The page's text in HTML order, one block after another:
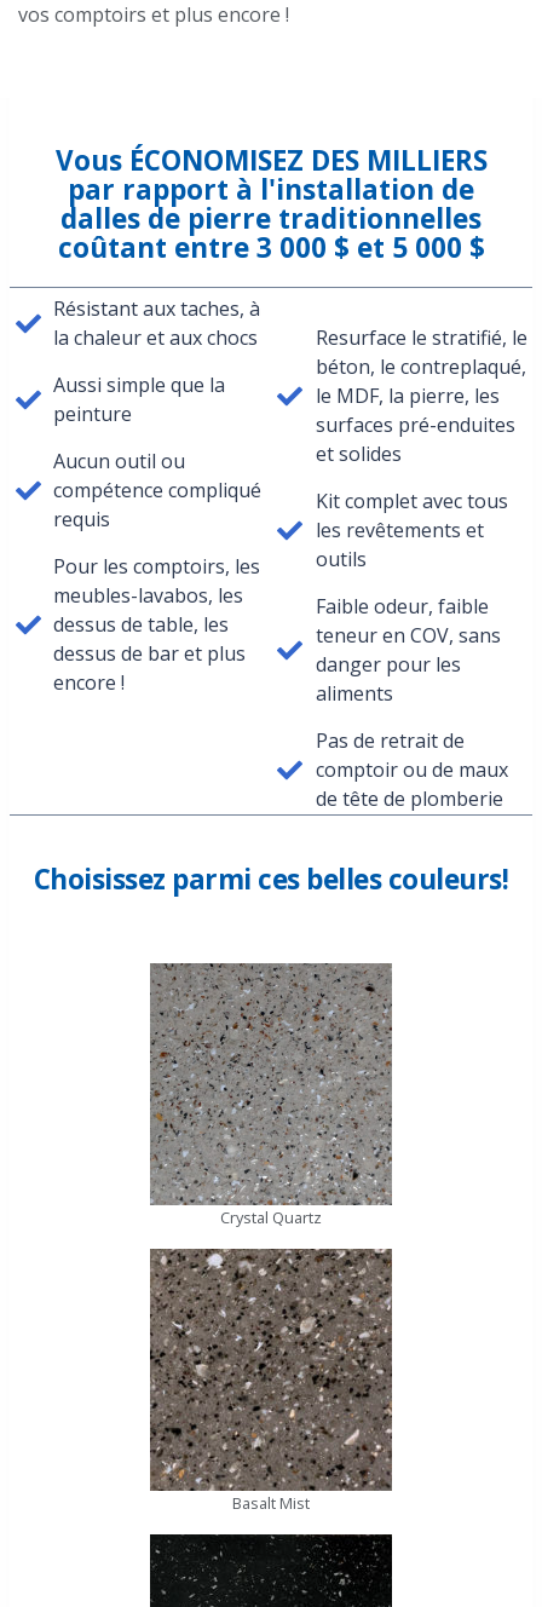
vos comptoirs et plus encore !
Vous ÉCONOMISEZ DES MILLIERS
par rapport à l'installation de
dalles de pierre traditionnelles
coûtant entre 3 000 $ et 5 000 $
Résistant aux taches, à
la chaleur et aux chocs
Aussi simple que la
peinture
Aucun outil ou
compétence compliqué
requis
Pour les comptoirs, les
meubles-lavabos, les
dessus de table, les
dessus de bar et plus
encore !
Resurface le stratifié, le
béton, le contreplaqué,
le MDF, la pierre, les
surfaces pré-enduites
et solides
Kit complet avec tous
les revêtements et
outils
Faible odeur, faible
teneur en COV, sans
danger pour les
aliments
Pas de retrait de
comptoir ou de maux
de tête de plomberie
Choisissez parmi ces belles couleurs!
Crystal Quartz
Basalt Mist